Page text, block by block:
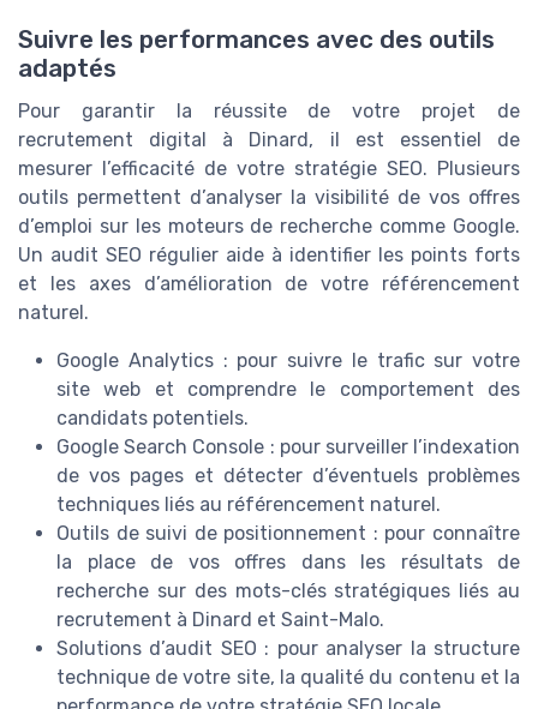
Suivre les performances avec des outils
adaptés
Pour garantir la réussite de votre projet de
recrutement digital à Dinard, il est essentiel de
mesurer l’efficacité de votre stratégie SEO. Plusieurs
outils permettent d’analyser la visibilité de vos offres
d’emploi sur les moteurs de recherche comme Google.
Un audit SEO régulier aide à identifier les points forts
et les axes d’amélioration de votre référencement
naturel.
Google Analytics : pour suivre le trafic sur votre
site web et comprendre le comportement des
candidats potentiels.
Google Search Console : pour surveiller l’indexation
de vos pages et détecter d’éventuels problèmes
techniques liés au référencement naturel.
Outils de suivi de positionnement : pour connaître
la place de vos offres dans les résultats de
recherche sur des mots-clés stratégiques liés au
recrutement à Dinard et Saint-Malo.
Solutions d’audit SEO : pour analyser la structure
technique de votre site, la qualité du contenu et la